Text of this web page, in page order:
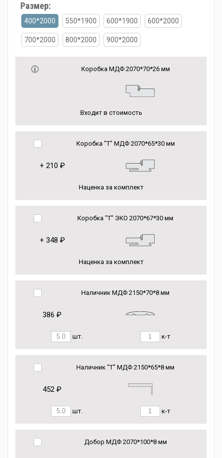
Размер:
400*2000 550*1900 600*1900 600*2000
700*2000 800*2000 900*2000
Коробка МДФ 2070*70*26 мм
Входит в стоимость
Коробка "Т" МДФ 2070*65*30 мм
+ 210 ₽
Наценка за комплект
Коробка "Т" ЭКО 2070*67*30 мм
+ 348 ₽
Наценка за комплект
Наличник МДФ 2150*70*8 мм
386 ₽
шт. к-т
Наличник "Т" МДФ 2150*65*8 мм
452 ₽
шт. к-т
Добор МДФ 2070*100*8 мм